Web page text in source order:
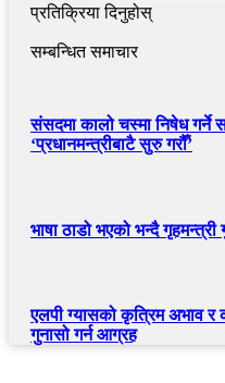
प्रतिक्रिया दिनुहोस्
सम्बन्धित समाचार
संसदमा कालो चस्मा निषेध गर्ने
‘प्रधानमन्त्रीबाटै सुरु गरौँ’
भाषा ठाडो भएको भन्दै
एलपी ग्यासको कृत्रिम अभाव र
गुनासो गर्न आग्रह